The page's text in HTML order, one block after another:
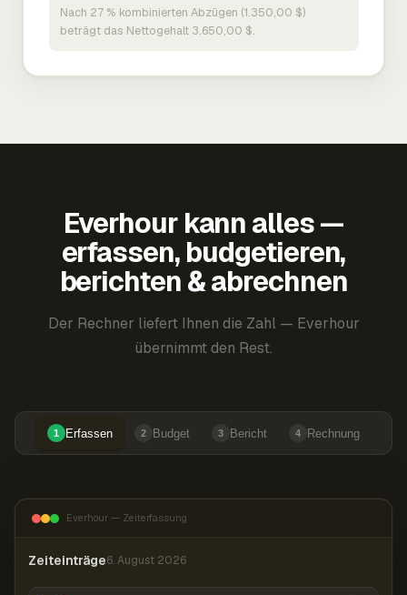
Nach 27 % kombinierten Abzügen (1.350,00 $)
beträgt das Nettogehalt 3.650,00 $.
Everhour kann alles —
erfassen, budgetieren,
berichten & abrechnen
Der Rechner liefert Ihnen die Zahl — Everhour
übernimmt den Rest.
1 Erfassen 2 Budget 3 Bericht 4 Rechnung
Everhour — Zeiterfassung
Zeiteinträge6. August 2026